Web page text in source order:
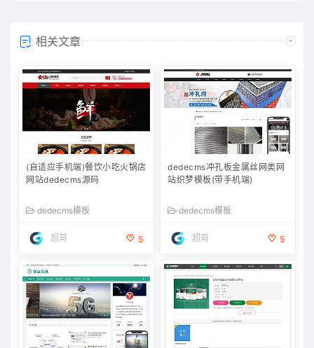
相关文章
(自适应手机端)餐饮小吃火锅店
网站dedecms源码
dedecms模板
超哥 5
dedecms冲孔板金属丝网类网
站织梦模板(带手机端)
dedecms模板
超哥 5